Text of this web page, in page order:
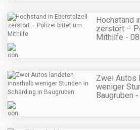
Hochstand
zerstört –
Mithilfe -
Zwei Autos
weniger
Baugruben